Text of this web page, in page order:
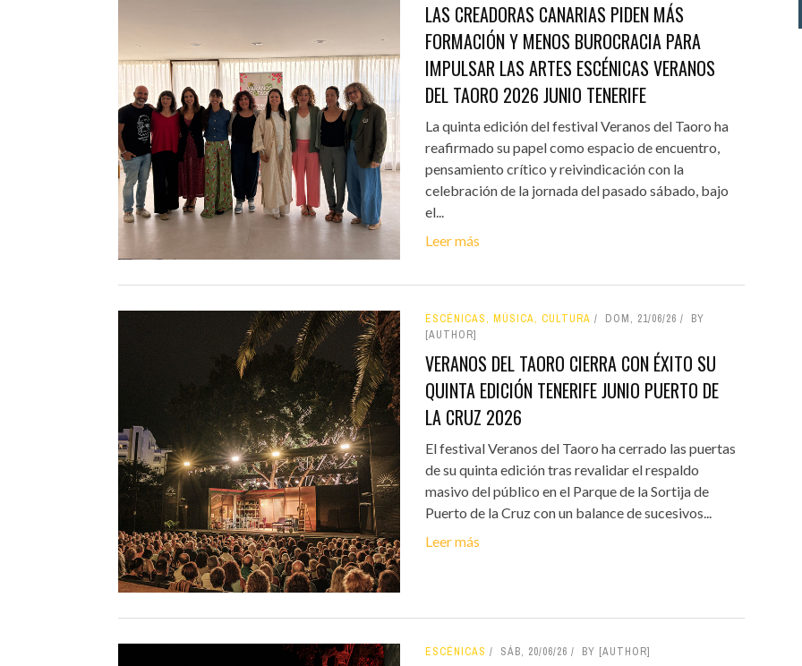
LAS CREADORAS CANARIAS PIDEN MÁS
FORMACIÓN Y MENOS BUROCRACIA PARA
IMPULSAR LAS ARTES ESCÉNICAS VERANOS
DEL TAORO 2026 JUNIO TENERIFE
La quinta edición del festival Veranos del Taoro ha
reafirmado su papel como espacio de encuentro,
pensamiento crítico y reivindicación con la
celebración de la jornada del pasado sábado, bajo
el...
Leer más
ESCÉNICAS, MÚSICA, CULTURA DOM, 21/06/26
BY
[AUTHOR]
VERANOS DEL TAORO CIERRA CON ÉXITO SU
QUINTA EDICIÓN TENERIFE JUNIO PUERTO DE
LA CRUZ 2026
El festival Veranos del Taoro ha cerrado las puertas
de su quinta edición tras revalidar el respaldo
masivo del público en el Parque de la Sortija de
Puerto de la Cruz con un balance de sucesivos...
Leer más
ESCÉNICAS SÁB, 20/06/26 BY [AUTHOR]